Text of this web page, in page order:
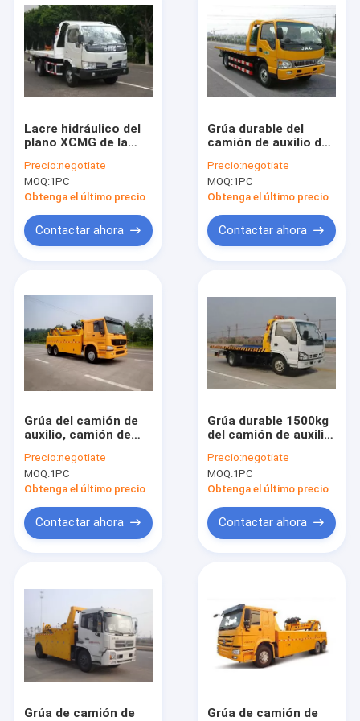
Sobre nosotros
Contacto
grúa montada camión
Grúa del camión del auge del nudillo
Grúa telescópica del camión del auge
máquina de manipulación de materiales
Carretilla elevadora telescópica de Telehandler
Grúa articulada del auge
Lacre hidráulico del
plano XCMG de la
camión de auxilio
para City Road
Precio:negotiate
MOQ:1PC
Obtenga el último precio
Contactar ahora
Grúa durable del
camión de auxilio de
ocasión con 3
toneladas, el auge y
el tipo separado de
Precio:negotiate
MOQ:1PC
Obtenga el último precio
Contactar ahora
Grúa del camión de
auxilio, camión de
3 tornos para los
accidentes y
violaciones del
Precio:negotiate
MOQ:1PC
Obtenga el último precio
Contactar ahora
Grúa durable 1500kg
del camión de auxilio
recuperación de la
avería
Precio:negotiate
MOQ:1PC
Obtenga el último precio
Contactar ahora
Grúa de camión de
Grúa de camión de